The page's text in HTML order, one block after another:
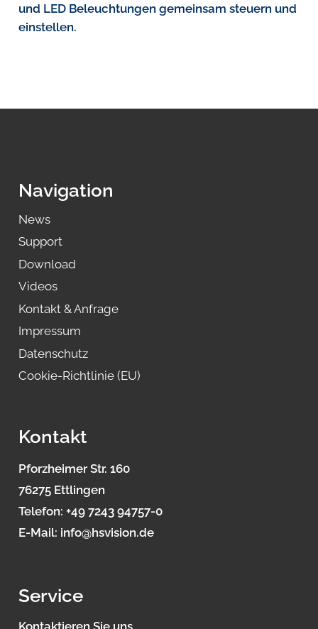
und LED Beleuchtungen gemeinsam steuern und
einstellen.
Navigation
News
Support
Download
Videos
Kontakt & Anfrage
Impressum
Datenschutz
Cookie-Richtlinie (EU)
Kontakt
Pforzheimer Str. 160
76275 Ettlingen
Telefon: +49 7243 94757-0
E-Mail: info@hsvision.de
Service